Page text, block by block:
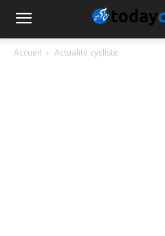
Accueil Actualité cycliste